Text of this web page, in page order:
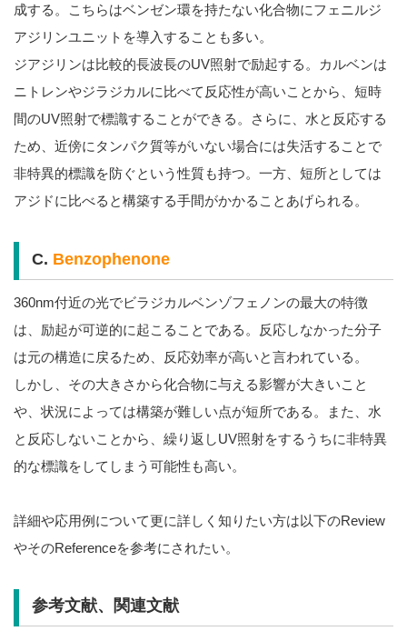
成する。こちらはベンゼン環を持たない化合物にフェニルジ
アジリンユニットを導入することも多い。
ジアジリンは比較的長波長のUV照射で励起する。カルベンは
ニトレンやジラジカルに比べて反応性が高いことから、短時
間のUV照射で標識することができる。さらに、水と反応する
ため、近傍にタンパク質等がいない場合には失活することで
非特異的標識を防ぐという性質も持つ。一方、短所としては
アジドに比べると構築する手間がかかることあげられる。
C. Benzophenone
360nm付近の光でビラジカルベンゾフェノンの最大の特徴
は、励起が可逆的に起こることである。反応しなかった分子
は元の構造に戻るため、反応効率が高いと言われている。
しかし、その大きさから化合物に与える影響が大きいこと
や、状況によっては構築が難しい点が短所である。また、水
と反応しないことから、繰り返しUV照射をするうちに非特異
的な標識をしてしまう可能性も高い。
詳細や応用例について更に詳しく知りたい方は以下のReview
やそのReferenceを参考にされたい。
参考文献、関連文献